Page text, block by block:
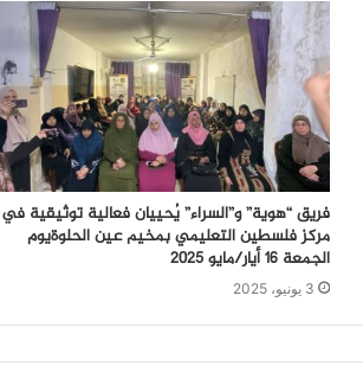
فريق “هوية” و”السراء” يُحييان فعالية توثيقية في
مركز فلسطين التعليمي بمخيم عين الحلوةيوم
الجمعة 16 أيار/مايو 2025
3 يونيو، 2025